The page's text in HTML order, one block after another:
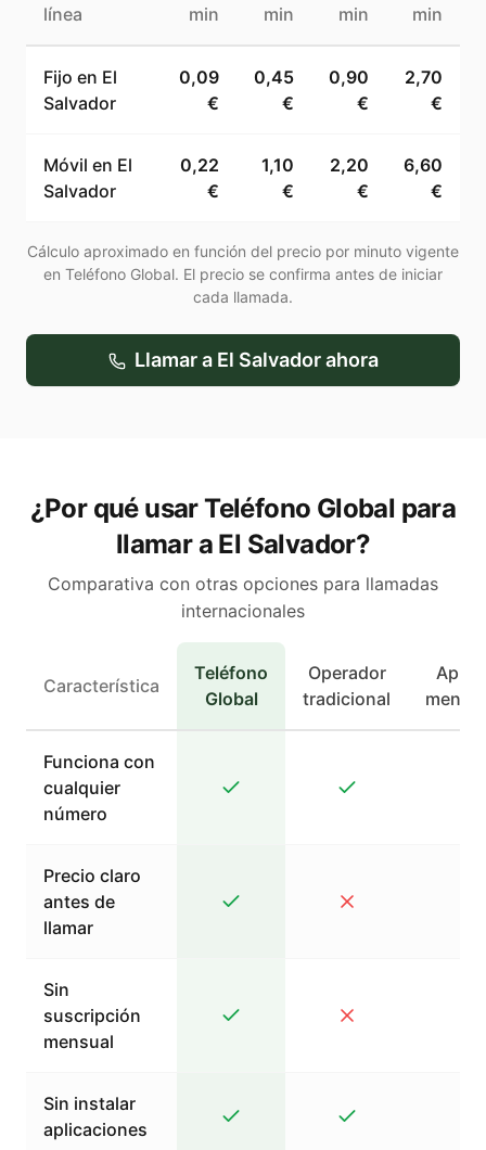
línea
min
min
min
min
Fijo en El
Salvador
0,09
€
0,45
€
0,90
€
2,70
€
Móvil en El
Salvador
0,22
€
1,10
€
2,20
€
6,60
€
Cálculo aproximado en función del precio por minuto vigente
en Teléfono Global. El precio se confirma antes de iniciar
cada llamada.
Llamar a El Salvadorahora
¿Por qué usar Teléfono Global para
llamar a El Salvador?
Comparativa con otras opciones para llamadas
internacionales
Característica
Teléfono
Global
Operador
tradicional
Apps
Funciona con
cualquier
número
Precio claro
antes de
llamar
Sin
suscripción
mensual
Sin instalar
aplicaciones